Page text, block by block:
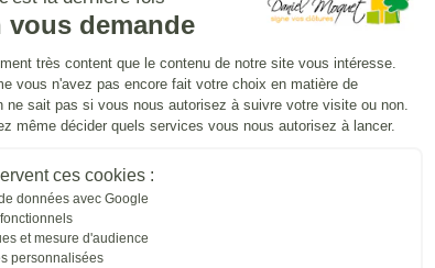
vous demande
de Gestion du
très content que le contenu de notre site vous intéresse.
vous n'avez pas encore fait votre choix en matière de
ne sait pas si vous nous autorisez à suivre votre visite ou non.
même décider quels services vous nous autorisez à lancer.
ces cookies :
données avec Google
et mesure d'audience
personnalisées
Axeptio consent
(INSTALLATION)
d'une Clôture Yat'Easy avec un
St-priest